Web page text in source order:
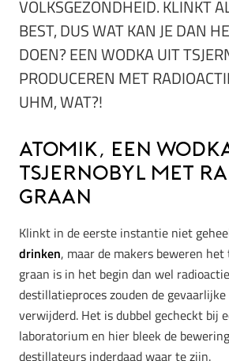
VOLKSGEZONDHEID. KLINKT
BEST, DUS WAT KAN JE DAN
DOEN? EEN WODKA UIT
PRODUCEREN MET
UHM, WAT?!
Atomik, een
Tsjernobyl met
graan
Klinkt in de eerste instantie niet
drinken, maar de makers beweren
graan is in het begin dan wel
destillatieproces zouden de
verwijderd. Het is dubbel gecheckt bij
laboratorium en hier bleek de
destillateurs inderdaad waar te zijn.